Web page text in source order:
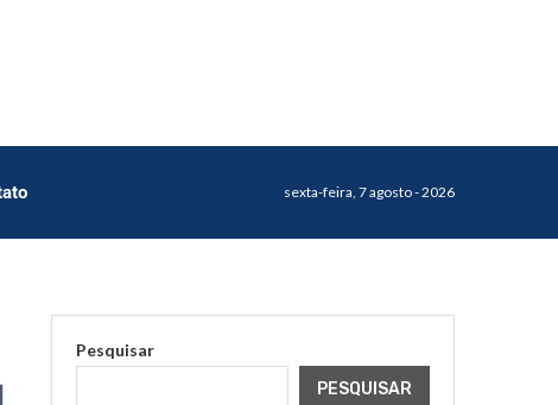
sexta-feira, 7 agosto - 2026
Pesquisar
PESQUISAR